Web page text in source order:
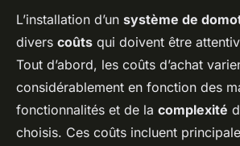
L’installation d’un système de
divers coûts qui doivent être
Tout d’abord, les coûts d’achat
considérablement en fonction des
fonctionnalités et de la complexité
choisis. Ces coûts incluent